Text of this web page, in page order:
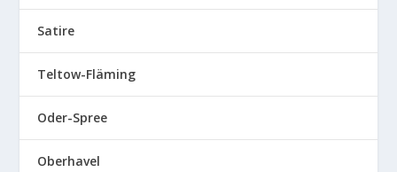
Satire
Teltow-Fläming
Oder-Spree
Oberhavel